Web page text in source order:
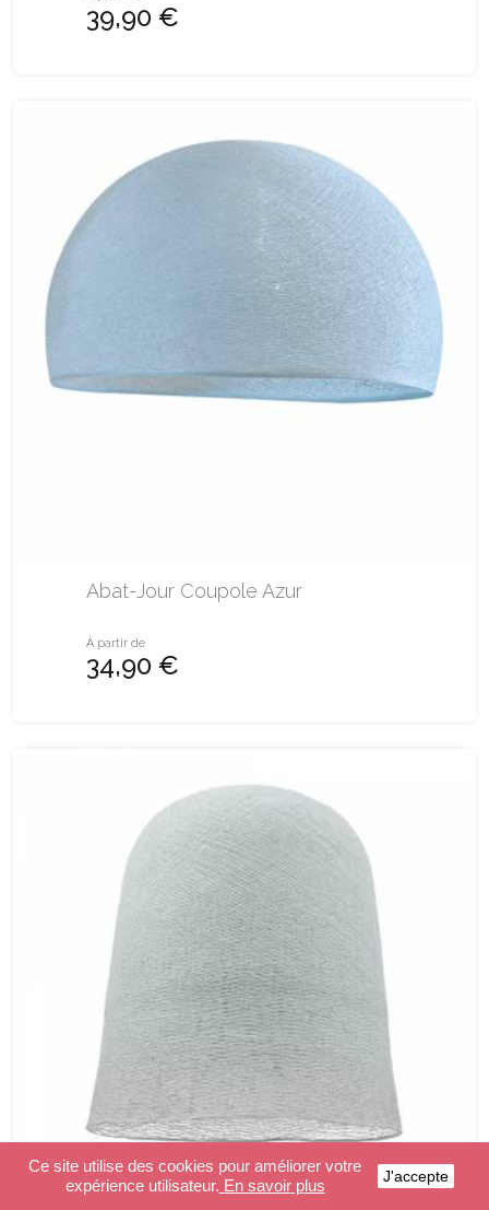
39,90 €
Abat-Jour Coupole Azur
À partir de
34,90 €
Ce site utilise des cookies pour améliorer votre
expérience utilisateur. En savoir plus J'accepte